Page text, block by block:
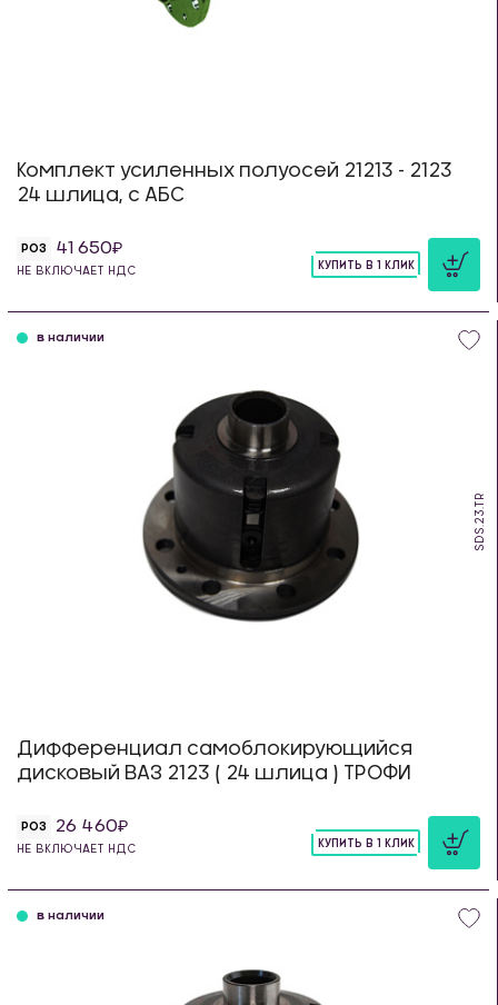
Комплект усиленных полуосей 21213 - 2123
24 шлица, с АБС
РОЗ 41 650
НЕ ВКЛЮЧАЕТ НДС
КУПИТЬ В 1 КЛИК
SDS.23.TR
в наличии
Дифференциал самоблокирующийся
дисковый ВАЗ 2123 ( 24 шлица ) ТРОФИ
РОЗ 26 460
НЕ ВКЛЮЧАЕТ НДС
КУПИТЬ В 1 КЛИК
в наличии